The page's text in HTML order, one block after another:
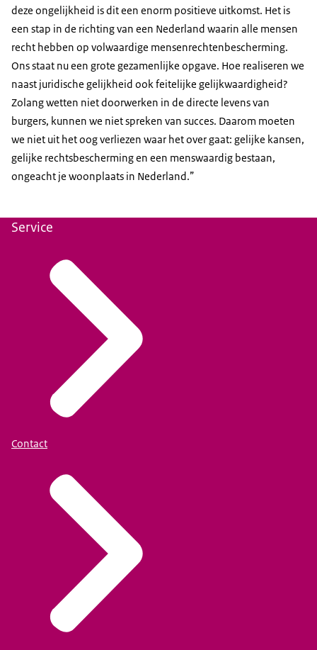
deze ongelijkheid is dit een enorm positieve uitkomst. Het is
een stap in de richting van een Nederland waarin alle mensen
recht hebben op volwaardige mensenrechtenbescherming.
Ons staat nu een grote gezamenlijke opgave. Hoe realiseren we
naast juridische gelijkheid ook feitelijke gelijkwaardigheid?
Zolang wetten niet doorwerken in de directe levens van
burgers, kunnen we niet spreken van succes. Daarom moeten
we niet uit het oog verliezen waar het over gaat: gelijke kansen,
gelijke rechtsbescherming en een menswaardig bestaan,
ongeacht je woonplaats in Nederland.”
Service
Contact